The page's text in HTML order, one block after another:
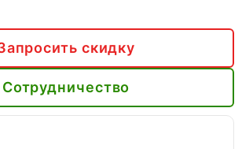
скидку
Сотрудничество